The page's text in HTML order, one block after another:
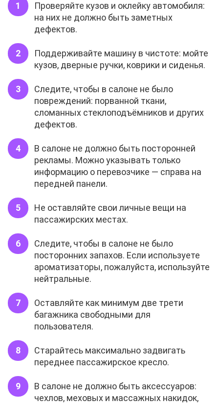
Проверяйте кузов и оклейку автомобиля:
на них не должно быть заметных
дефектов.
Поддерживайте машину в чистоте: мойте
кузов, дверные ручки, коврики и сиденья.
Следите, чтобы в салоне не было
повреждений: порванной ткани,
сломанных стеклоподъёмников и других
дефектов.
В салоне не должно быть посторонней
рекламы. Можно указывать только
информацию о перевозчике — справа на
передней панели.
Не оставляйте свои личные вещи на
пассажирских местах.
Следите, чтобы в салоне не было
посторонних запахов. Если используете
ароматизаторы, пожалуйста, используйте
нейтральные.
Оставляйте как минимум две трети
багажника свободными для
пользователя.
Старайтесь максимально задвигать
переднее пассажирское кресло.
В салоне не должно быть аксессуаров:
чехлов, меховых и массажных накидок,